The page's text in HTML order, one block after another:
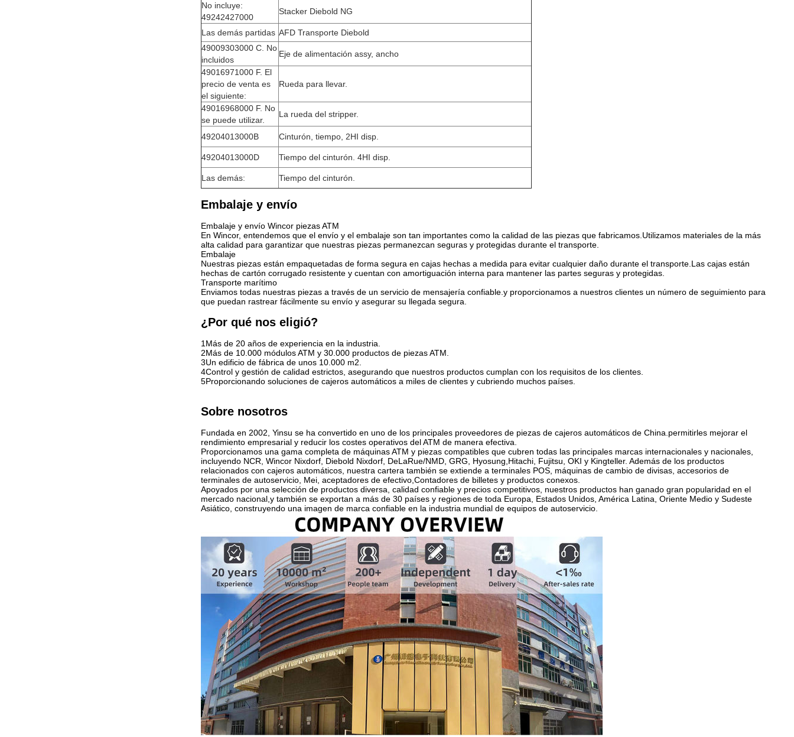
No incluye:
49242427000
Stacker Diebold NG
Las demás partidas AFD Transporte Diebold
49009303000 C. No
incluidos
Eje de alimentación assy, ancho
49016971000 F. El
precio de venta es
el siguiente:
Rueda para llevar.
49016968000 F. No
se puede utilizar.
La rueda del stripper.
49204013000B Cinturón, tiempo, 2HI disp.
49204013000D Tiempo del cinturón. 4HI disp.
Las demás: Tiempo del cinturón.
Embalaje y envío
Embalaje y envío Wincor piezas ATM
En Wincor, entendemos que el envío y el embalaje son tan importantes como la calidad de las piezas que fabricamos.Utilizamos materiales de la más
alta calidad para garantizar que nuestras piezas permanezcan seguras y protegidas durante el transporte.
Embalaje
Nuestras piezas están empaquetadas de forma segura en cajas hechas a medida para evitar cualquier daño durante el transporte.Las cajas están
hechas de cartón corrugado resistente y cuentan con amortiguación interna para mantener las partes seguras y protegidas.
Transporte marítimo
Enviamos todas nuestras piezas a través de un servicio de mensajería confiable.y proporcionamos a nuestros clientes un número de seguimiento para
que puedan rastrear fácilmente su envío y asegurar su llegada segura.
¿Por qué nos eligió?
1Más de 20 años de experiencia en la industria.
2Más de 10.000 módulos ATM y 30.000 productos de piezas ATM.
3Un edificio de fábrica de unos 10.000 m2.
4Control y gestión de calidad estrictos, asegurando que nuestros productos cumplan con los requisitos de los clientes.
5Proporcionando soluciones de cajeros automáticos a miles de clientes y cubriendo muchos países.
Sobre nosotros
Fundada en 2002, Yinsu se ha convertido en uno de los principales proveedores de piezas de cajeros automáticos de China.permitirles mejorar el
rendimiento empresarial y reducir los costes operativos del ATM de manera efectiva.
Proporcionamos una gama completa de máquinas ATM y piezas compatibles que cubren todas las principales marcas internacionales y nacionales,
incluyendo NCR, Wincor Nixdorf, Diebold Nixdorf, DeLaRue/NMD, GRG, Hyosung,Hitachi, Fujitsu, OKI y Kingteller. Además de los productos
relacionados con cajeros automáticos, nuestra cartera también se extiende a terminales POS, máquinas de cambio de divisas, accesorios de
terminales de autoservicio, Mei, aceptadores de efectivo,Contadores de billetes y productos conexos.
Apoyados por una selección de productos diversa, calidad confiable y precios competitivos, nuestros productos han ganado gran popularidad en el
mercado nacional,y también se exportan a más de 30 países y regiones de toda Europa, Estados Unidos, América Latina, Oriente Medio y Sudeste
Asiático, construyendo una imagen de marca confiable en la industria mundial de equipos de autoservicio.